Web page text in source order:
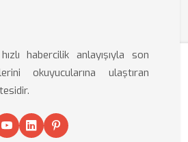
habercilik anlayışıyla son
okuyucularına ulaştıran